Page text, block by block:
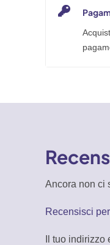
Ancora non ci
Recensisci
Il tuo